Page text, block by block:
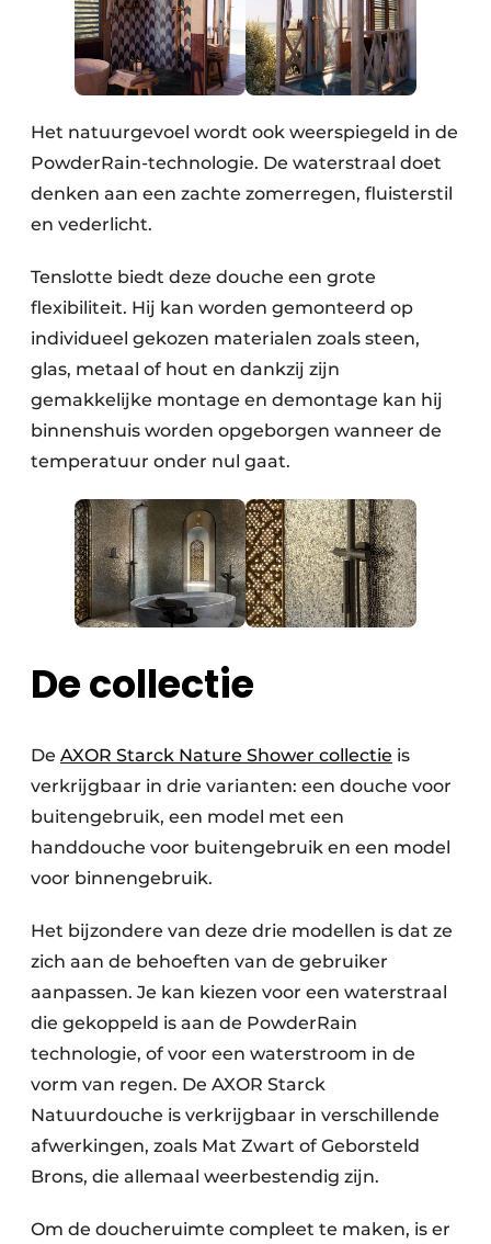
Het natuurgevoel wordt ook weerspiegeld in de
PowderRain-technologie. De waterstraal doet
denken aan een zachte zomerregen, fluisterstil
en vederlicht.
Tenslotte biedt deze douche een grote
flexibiliteit. Hij kan worden gemonteerd op
individueel gekozen materialen zoals steen,
glas, metaal of hout en dankzij zijn
gemakkelijke montage en demontage kan hij
binnenshuis worden opgeborgen wanneer de
temperatuur onder nul gaat.
De collectie
De AXOR Starck Nature Shower collectie is
verkrijgbaar in drie varianten: een douche voor
buitengebruik, een model met een
handdouche voor buitengebruik en een model
voor binnengebruik.
Het bijzondere van deze drie modellen is dat ze
zich aan de behoeften van de gebruiker
aanpassen. Je kan kiezen voor een waterstraal
die gekoppeld is aan de PowderRain
technologie, of voor een waterstroom in de
vorm van regen. De AXOR Starck
Natuurdouche is verkrijgbaar in verschillende
afwerkingen, zoals Mat Zwart of Geborsteld
Brons, die allemaal weerbestendig zijn.
Om de doucheruimte compleet te maken, is er